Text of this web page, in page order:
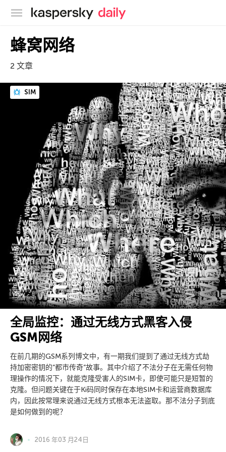
卡巴斯基官方博客
蜂窝网络
2 文章
SIM
全局监控：通过无线方式黑客入侵
GSM网络
在前几期的GSM系列博文中，有一期我们提到了通过无线方式劫
持加密密钥的”都市传奇”故事。其中介绍了不法分子在无需任何物
理操作的情况下，就能克隆受害人的SIM卡，即使可能只是短暂的
克隆。但问题关键在于Ki码同时保存在本地SIM卡和运营商数据库
内，因此按常理来说通过无线方式根本无法盗取。那不法分子到底
是如何做到的呢？
2016 年03 月24日